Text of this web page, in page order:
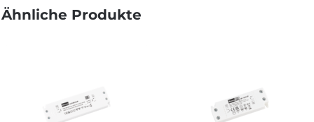
Ähnliche Produkte